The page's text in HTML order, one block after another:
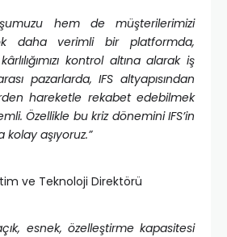
hem de müşterilerimizi
daha verimli bir platformda,
kontrol altına alarak iş
pazarlarda, IFS altyapısından
hareketle rekabet edebilmek
Özellikle bu kriz dönemini IFS’in
kolay aşıyoruz.”
ve Teknoloji Direktörü
esnek, özelleştirme kapasitesi